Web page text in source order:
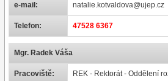
e-mail: natalie.kotvaldova@ujep.cz
Telefon: 47528 6367
Mgr. Radek Váša
Pracoviště: REK - Rektorát - Oddělení